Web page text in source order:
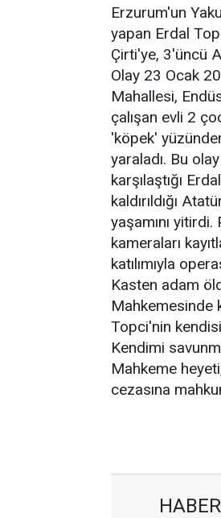
Erzurum'un
yapan Erdal
Çirti'ye, 3'üncü
Olay 23 Ocak
Mahallesi,
çalışan evli 2
'köpek'
yaraladı. Bu
karşılaştığı
kaldırıldığı
yaşamını
kameraları
katılımıyla
Kasten adam
Mahkemesinde
Topci'nin
Kendimi
Mahkeme
cezasına